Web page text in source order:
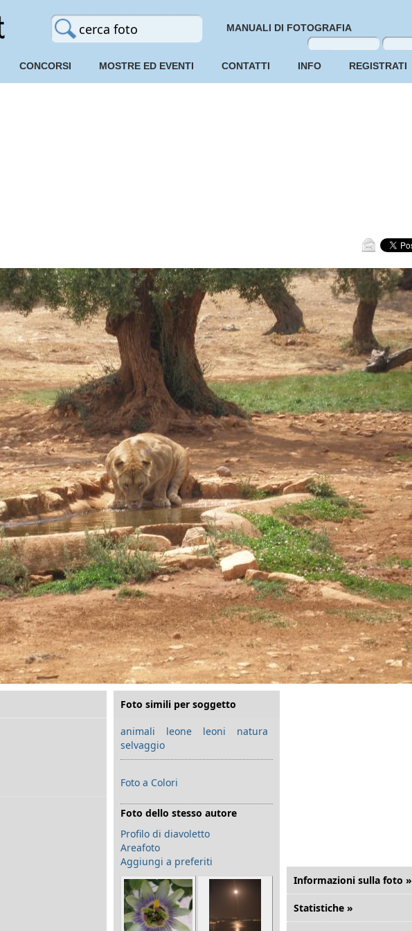
MANUALI DI FOTOGRAFIA
CONCORSI MOSTRE ED EVENTI CONTATTI INFO REGISTRATI
Foto simili per soggetto
animali leone leoni
natura
selvaggio
Foto a Colori
Foto dello stesso autore
Profilo di diavoletto
Areafoto
Aggiungi a preferiti
Informazioni sulla foto »
Statistiche »